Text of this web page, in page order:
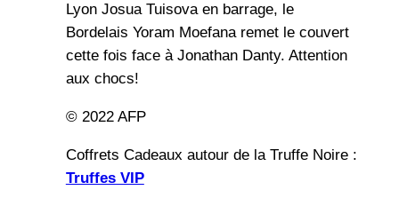
Lyon Josua Tuisova en barrage, le
Bordelais Yoram Moefana remet le couvert
cette fois face à Jonathan Danty. Attention
aux chocs!
© 2022 AFP
Coffrets Cadeaux autour de la Truffe Noire :
Truffes VIP